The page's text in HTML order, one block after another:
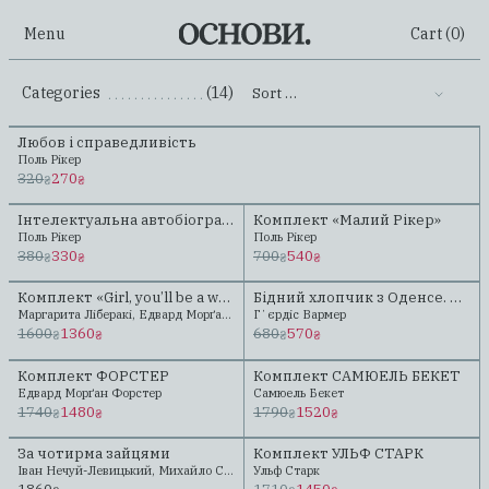
Menu Cart (0)
Categories (14) Sort …
Preorder
Любов і справедливість
Поль Рікер
320₴270₴
Preorder Інтелектуальна автобіографія
Поль Рікер
380₴330₴
Preorder
Комплект «Малий Рікер»
Поль Рікер
700₴540₴
Комплект «Girl, you’ll be a woman soon»
Маргарита Ліберакі, Едвард Морґан Форстер
1600₴1360₴
Preorder Бідний хлопчик з Оденсе. Андерсен. Казка його життя
Гʼєрдіс Вармер
680₴570₴
Комплект ФОРСТЕР
Едвард Морґан Форстер
1740₴1480₴
Комплект САМЮЕЛЬ БЕКЕТ
Самюель Бекет
1790₴1520₴
За чотирма зайцями
Іван Нечуй-Левицький, Михайло Старицький
Комплект УЛЬФ СТАРК
Ульф Старк